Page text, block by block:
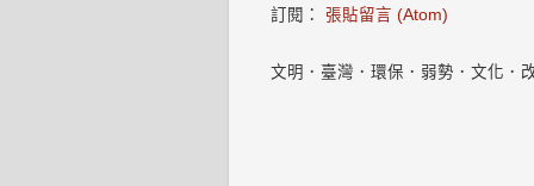
訂閱： 張貼留言 (Atom)
文明．臺灣．環保．弱勢．文化．